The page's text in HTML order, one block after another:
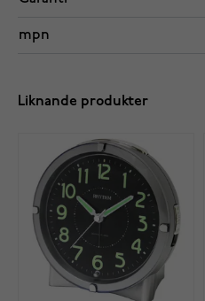
mpn
Liknande produkter